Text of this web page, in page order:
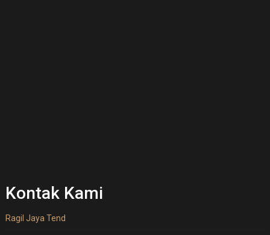
Kontak Kami
Ragil Jaya Tend